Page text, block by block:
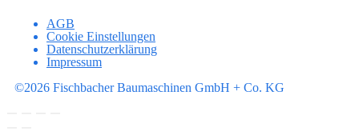
AGB
Cookie Einstellungen
Datenschutzerklärung
Impressum
©2026 Fischbacher Baumaschinen GmbH + Co. KG